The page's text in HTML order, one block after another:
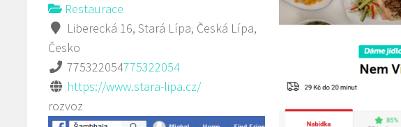
Restaurace
Liberecká 16, Stará Lípa, Česká Lípa,
Česko
775322054775322054
https://www.stara-lipa.cz/
rozvoz